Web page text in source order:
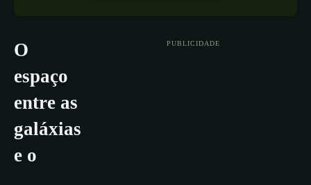
PUBLICIDADE
O
espaço
entre as
galáxias
e o